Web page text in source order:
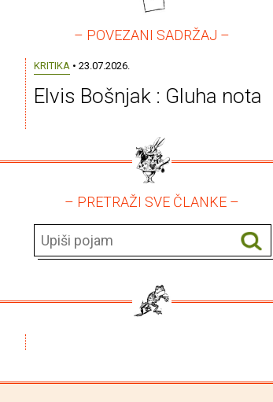
– POVEZANI SADRŽAJ –
KRITIKA• 23.07.2026.
Elvis Bošnjak : Gluha nota
– PRETRAŽI SVE ČLANKE –